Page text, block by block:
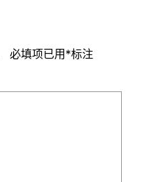
必填项已用*标注